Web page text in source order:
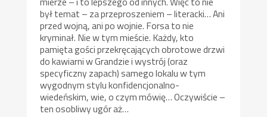
był temat – za przeproszeniem – literacki… Ani
przed wojną, ani po wojnie. Forsa to nie
kryminał. Nie w tym mieście. Każdy, kto
pamięta gości przekręcających obrotowe drzwi
do kawiarni w Grandzie i wystrój (oraz
specyficzny zapach) samego lokalu w tym
wygodnym stylu konfidencjonalno-
wiedeńskim, wie, o czym mówię… Oczywiście –
ten osobliwy ugór aż…